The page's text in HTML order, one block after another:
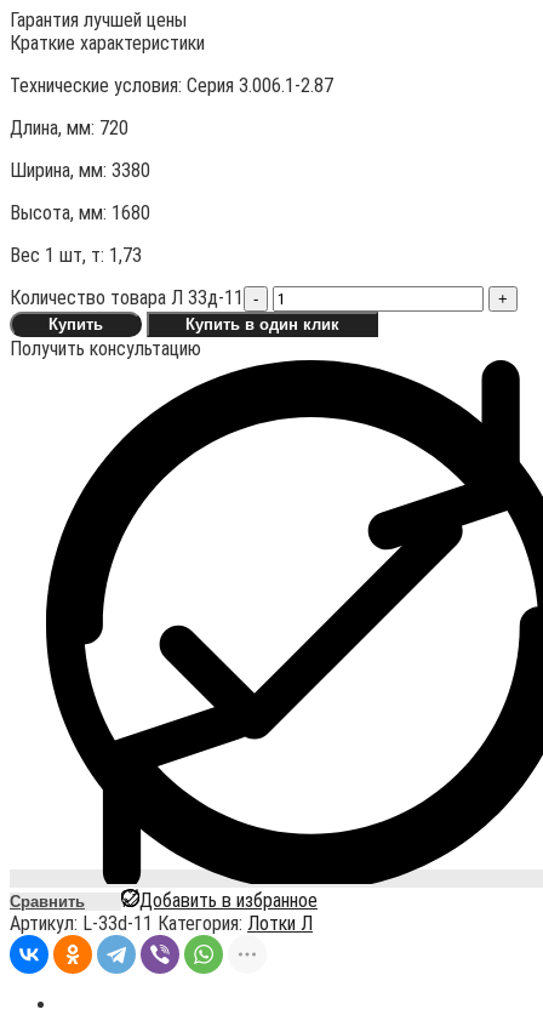
Гарантия лучшей цены
Краткие характеристики
Технические условия: Серия 3.006.1-2.87
Длина, мм: 720
Ширина, мм: 3380
Высота, мм: 1680
Вес 1 шт, т: 1,73
Количество товара Л 33д-11
-
+
Купить
Купить в один клик
Получить консультацию
Сравнить
Добавить в избранное
Артикул: L-33d-11 Категория: Лотки Л